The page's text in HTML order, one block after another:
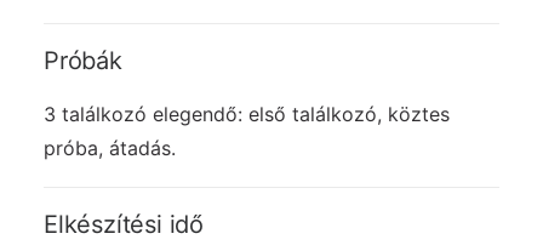
Próbák
3 találkozó elegendő: első találkozó, köztes
próba, átadás.
Elkészítési idő